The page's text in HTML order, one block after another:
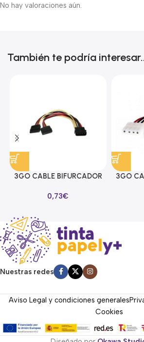
No hay valoraciones aún.
También te podría
3GO CABLE BIFURCADOR
0,73€
3GO
Nuestras redes
Aviso Legal y condiciones generales
Cookies